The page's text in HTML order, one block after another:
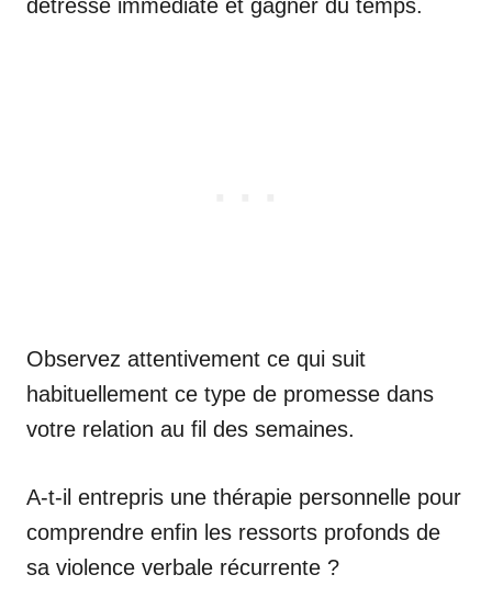
détresse immédiate et gagner du temps.
Observez attentivement ce qui suit
habituellement ce type de promesse dans
votre relation au fil des semaines.
A-t-il entrepris une thérapie personnelle pour
comprendre enfin les ressorts profonds de
sa violence verbale récurrente ?